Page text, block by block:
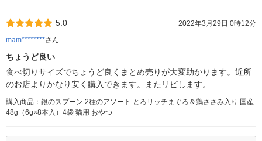
5.0
2022年3月29日 0時12分
mam********さん
ちょうど良い
食べ切りサイズでちょうど良くまとめ売りが大変助かります。近所
のお店よりかなり安く購入できます。またリピします。
購入商品：銀のスプーン 2種のアソート とろリッチまぐろ＆鶏ささみ入り 国産
48g（6g×8本入）4袋 猫用 おやつ